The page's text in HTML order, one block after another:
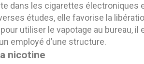
dans les cigarettes
études, elle favorise la
utiliser le vapotage au
employé d’une structure.
nicotine